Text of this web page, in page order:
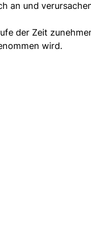
an und
der Zeit
wird.